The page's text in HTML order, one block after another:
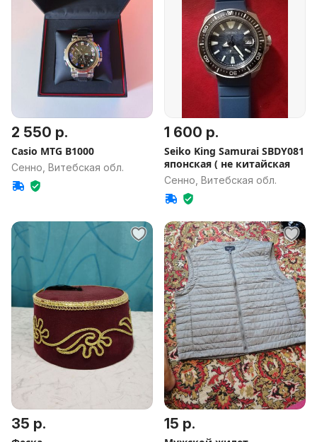
2 550 р.
Casio MTG B1000
Сенно, Витебская обл.
1 600 р.
Seiko King Samurai SBDY081
японская ( не китайская
Сенно, Витебская обл.
35 р. 15 р.